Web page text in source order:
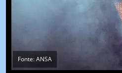
Fonte: ANSA